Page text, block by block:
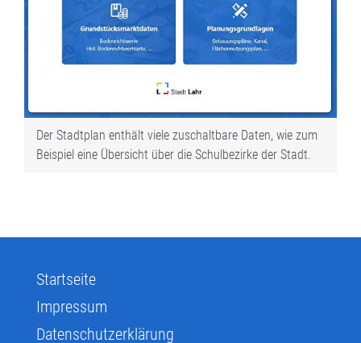
Der Stadtplan enthält viele zuschaltbare Daten, wie zum
Beispiel eine Übersicht über die Schulbezirke der Stadt.
Startseite
Impressum
Datenschutzerklärung